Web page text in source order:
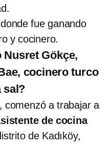
fue ganando
y cocinero.
Nusret Gökçe,
cocinero turco
sal?
comenzó a trabajar a
de cocina
de Kadıköy,